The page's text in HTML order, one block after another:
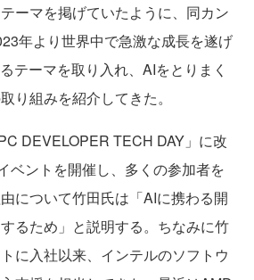
ーマを掲げていたように、同カン
年より世界中で急激な成長を遂げ
テーマを取り入れ、AIをとりまく
り組みを紹介してきた。
DEVELOPER TECH DAY」に改
ベントを開催し、多くの参加者を
について竹田氏は「AIに携わる開
るため」と説明する。ちなみに竹
に入社以来、インテルのソフトウ